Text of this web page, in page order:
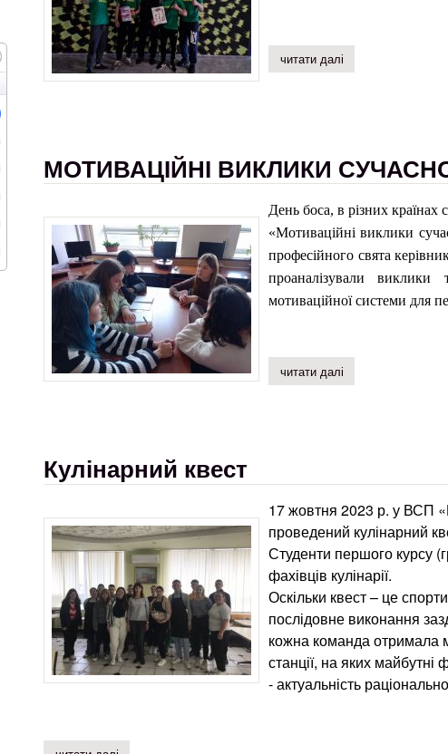
читати далі
МОТИВАЦІЙНІ ВИКЛИКИ
День боса, в різних
«Мотиваційні виклики
професійного свята
проаналізували
мотиваційної системи для
читати далі
Кулінарний квест
17 жовтня 2023 р. у ВСП
проведений кулінарний
Студенти першого курсу
фахівців кулінарії.
Оскільки квест – це
послідовне виконання
кожна команда отримала
станції, на яких майбутні
- актуальність